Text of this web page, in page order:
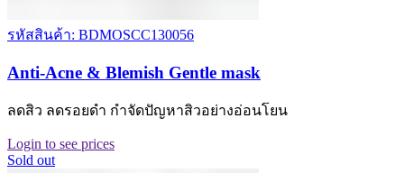
รหัสสินค้า: BDMOSCC130056
Anti-Acne & Blemish Gentle mask
ลดสิว ลดรอยดำ กำจัดปัญหาสิวอย่างอ่อนโยน
Login to see prices
Sold out